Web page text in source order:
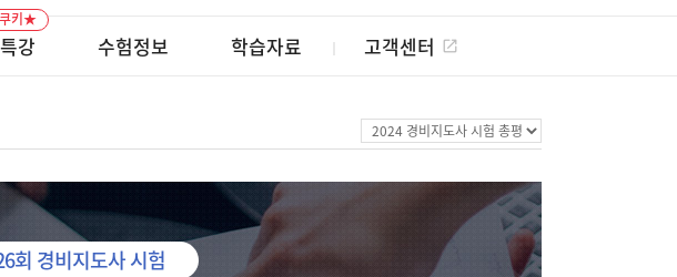
강
키★
수험정보 학습자료 고객센터
회 경비지도사 시험